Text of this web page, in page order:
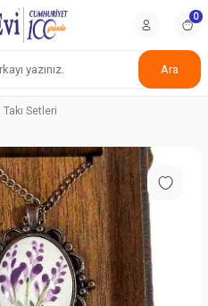
Ara
0
Takı Setleri